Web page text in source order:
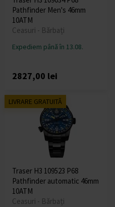
Pathfinder Men's 46mm
10ATM
Ceasuri - Bărbați
Expediem până în 13.08.
2827,00 lei
LIVRARE GRATUITĂ
Traser H3 109523 P68
Pathfinder automatic 46mm
10ATM
Ceasuri - Bărbați